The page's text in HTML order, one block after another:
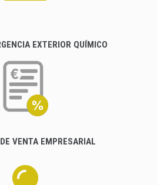
EXTERIOR QUÍMICO
VENTA EMPRESARIAL